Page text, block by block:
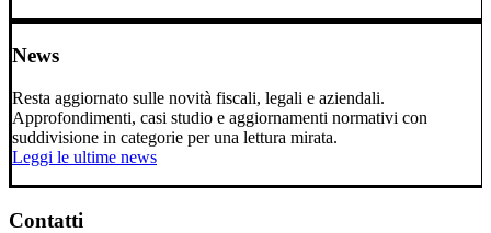
News
Resta aggiornato sulle novità fiscali, legali e aziendali.
Approfondimenti, casi studio e aggiornamenti normativi con
suddivisione in categorie per una lettura mirata.
Leggi le ultime news
Contatti